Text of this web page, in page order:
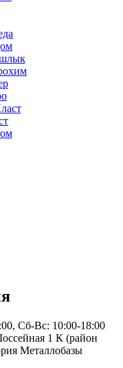
Сб-Вс: 10:00-18:00
1 К (район
Металлобазы